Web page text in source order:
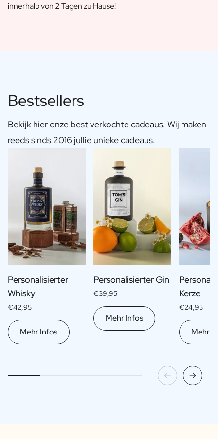
innerhalb von 2 Tagen zu Hause!
Bestsellers
Bekijk hier onze best verkochte cadeaus. Wij maken
reeds sinds 2016 jullie unieke cadeaus.
Personalisierter
Whisky
€42,95
Mehr Infos
Personalisierter Gin
€39,95
Mehr Infos
Kerze
€24,95
Mehr